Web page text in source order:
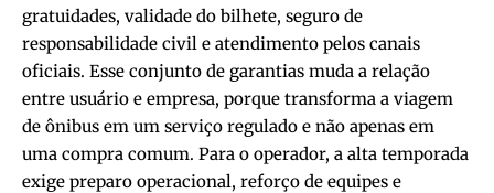
gratuidades, validade do bilhete, seguro de
responsabilidade civil e atendimento pelos canais
oficiais. Esse conjunto de garantias muda a relação
entre usuário e empresa, porque transforma a viagem
de ônibus em um serviço regulado e não apenas em
uma compra comum. Para o operador, a alta temporada
exige preparo operacional, reforço de equipes e